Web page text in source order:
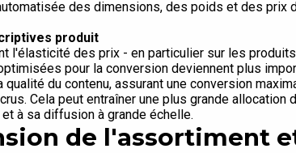
des dimensions, des poids et des prix
produit
l'élasticité des prix - en particulier sur les
pour la conversion deviennent plus
du contenu, assurant une conversion
Cela peut entraîner une plus grande allocation
à sa diffusion à grande échelle.
de l'assortiment